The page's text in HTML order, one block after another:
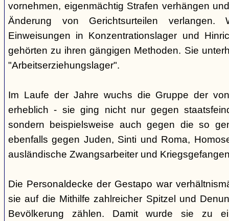
vornehmen, eigenmächtig Strafen verhängen
Änderung von Gerichtsurteilen verlangen.
Einweisungen in Konzentrationslager und
gehörten zu ihren gängigen Methoden. Sie
"Arbeitserziehungslager".
Im Laufe der Jahre wuchs die Gruppe der
erheblich - sie ging nicht nur gegen
sondern beispielsweise auch gegen die so
ebenfalls gegen Juden, Sinti und Roma,
ausländische Zwangsarbeiter und
Die Personaldecke der Gestapo war
sie auf die Mithilfe zahlreicher Spitzel und
Bevölkerung zählen. Damit wurde sie zu